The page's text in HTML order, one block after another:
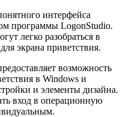
интерфейса
программы LogonStudio.
легко разобраться в
экрана приветствия.
возможность
в Windows и
и элементы дизайна.
вход в операционную